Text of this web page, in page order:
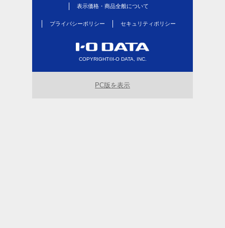
表示価格・商品全般について
プライバシーポリシー セキュリティポリシー
COPYRIGHT©I-O DATA, INC.
PC版を表示